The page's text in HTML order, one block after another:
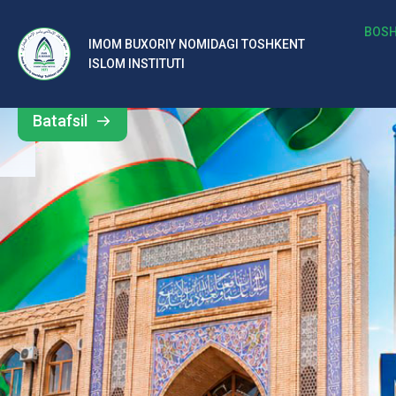
IMOM BUXORIY NOMIDAGI TOSHKENT
ISLOM INSTITUTI
b
al
ar
o‘
rt
a
si
d
Barcha
yangiliklar
Batafsil